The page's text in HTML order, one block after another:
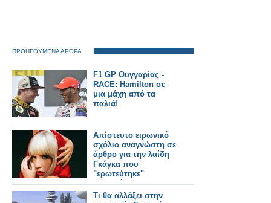
ΠΡΟΗΓΟΥΜΕΝΑ ΑΡΘΡΑ
F1 GP Ουγγαρίας -
RACE: Hamilton σε
μια μάχη από τα
παλιά!
Απίστευτο ειρωνικό
σχόλιο αναγνώστη σε
άρθρο για την λαίδη
Γκάγκα που
"ερωτεύτηκε"
Κρητικό...
Τι θα αλλάξει στην